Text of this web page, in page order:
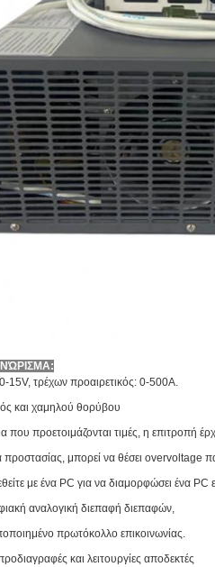
τρέχων προαιρετικός: 0-500A.
και χαμηλού θορύβου
που προετοιμάζονται τιμές, η επιτροπή
προστασίας, μπορεί να θέσει
με ένα PC για να διαμορφώσει ένα
αναλογική διεπαφή διεπαφών,
πρωτόκολλο επικοινωνίας.
και λειτουργίες αποδεκτές